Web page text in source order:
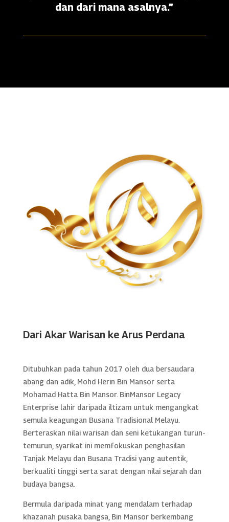
dan dari mana asalnya.”
Dari Akar Warisan ke Arus Perdana
Ditubuhkan pada tahun 2017 oleh dua bersaudara
abang dan adik, Mohd Herin Bin Mansor serta
Mohamad Hatta Bin Mansor. BinMansor Legacy
Enterprise lahir daripada iltizam untuk mengangkat
semula keagungan Busana Tradisional Melayu.
Berteraskan nilai warisan dan seni ketukangan turun-
temurun, syarikat ini memfokuskan penghasilan
Tanjak Melayu dan Busana Tradisi yang autentik,
berkualiti tinggi serta sarat dengan nilai sejarah dan
budaya bangsa.
Bermula daripada minat yang mendalam terhadap
khazanah pusaka bangsa, Bin Mansor berkembang